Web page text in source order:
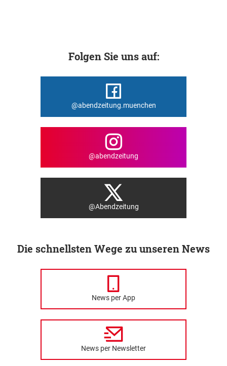
Folgen Sie uns auf:
@abendzeitung.muenchen
@abendzeitung
@Abendzeitung
Die schnellsten Wege zu unseren News
News per App
News per Newsletter